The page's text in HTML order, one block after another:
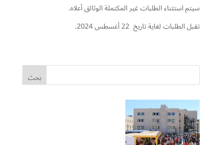
سيتم استثناء الطلبات غير المكتملة الوثائق أعلاه.
تقبل الطلبات لغاية تاريخ 22 أغسطس 2024.